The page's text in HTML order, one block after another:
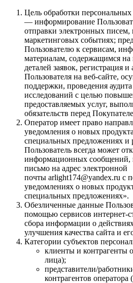
Цель обработки
— информирование
отправки электронных писем,
маркетинговых событиях;
Пользователю к сервисам,
материалам, содержащимся на
деталей заявок, регистрация и
Пользователя на веб-сайте,
поддержки, проведения
исследований с целью
предоставляемых услуг,
обязательств перед
Оператор имеет право
уведомления о новых
специальных предложениях и
Пользователь всегда может
информационных сообщений,
письмо на адрес электронной
почты arlight174@yandex.ru с
уведомлениях о новых
специальных предложениях».
Обезличенные данные
помощью сервисов интернет-
сбора информации о
улучшения качества сайта и
Категории субъектов
клиенты и контрагенты
лица);
представители/
контрагентов